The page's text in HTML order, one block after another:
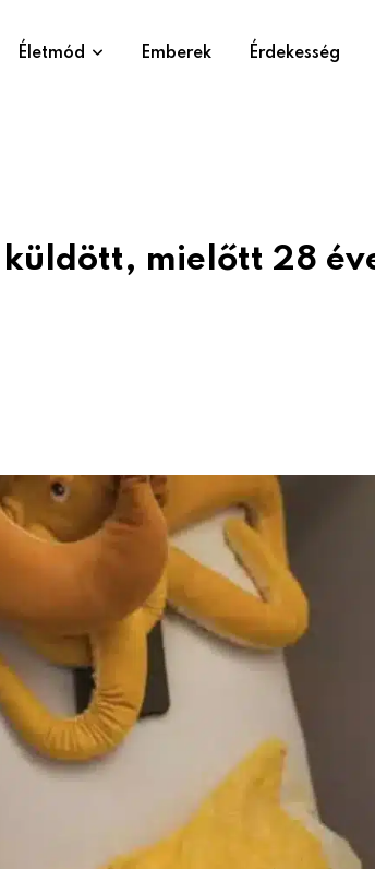
Életmód Emberek Érdekesség
küldött, mielőtt 28